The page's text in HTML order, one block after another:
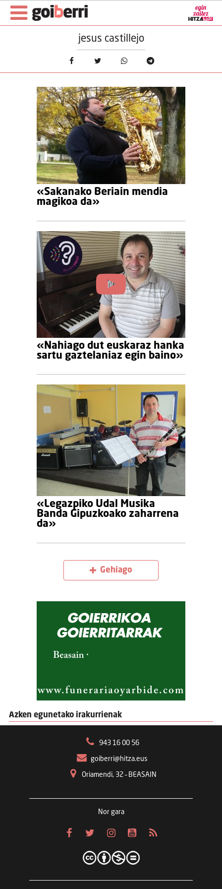
jesus castillejo
«Sakanako Beriain mendia
magikoa da»
«Nahiago dut euskaraz hanka
sartu gaztelaniaz egin baino»
«Legazpiko Udal Musika
Banda Gipuzkoako zaharrena
da»
Gehiago
Azken egunetako irakurrienak
943 16 00 56
goiberri@hitza.eus
Oriamendi, 32 – BEASAIN
Nor gara